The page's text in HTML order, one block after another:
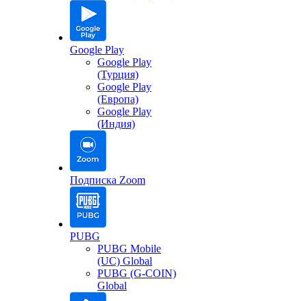
Google Play
Google Play
(Турция)
Google Play
(Европа)
Google Play
(Индия)
Подписка Zoom
PUBG
PUBG Mobile
(UC) Global
PUBG (G-COIN)
Global